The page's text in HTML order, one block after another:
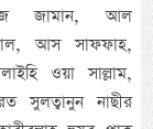
জামান, আল
আস সাফফাহ,
ওয়া সাল্লাম,
সুলত্বানুন নাছীর